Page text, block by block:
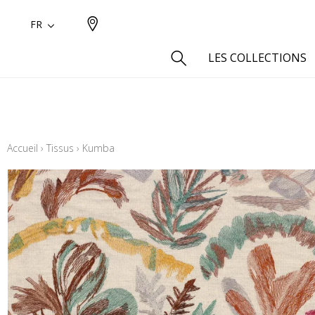
FR
LES COLLECTIONS
Aspect
Coton
Laine
Lin
Accueil › Tissus › Kumba